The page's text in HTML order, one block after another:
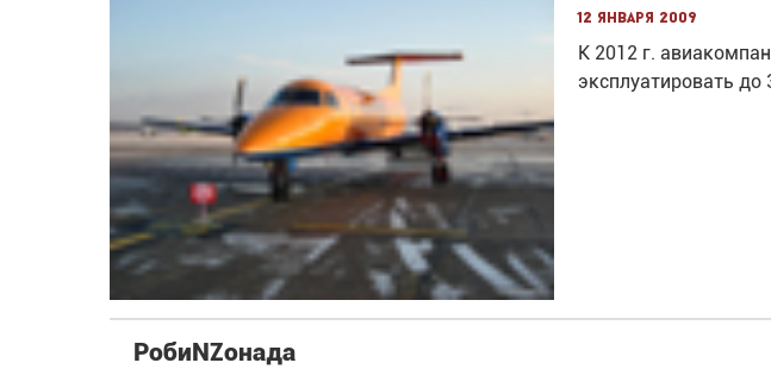
12 января 2009
К 2012 г.
эксплуатировать до
РобиNZонада